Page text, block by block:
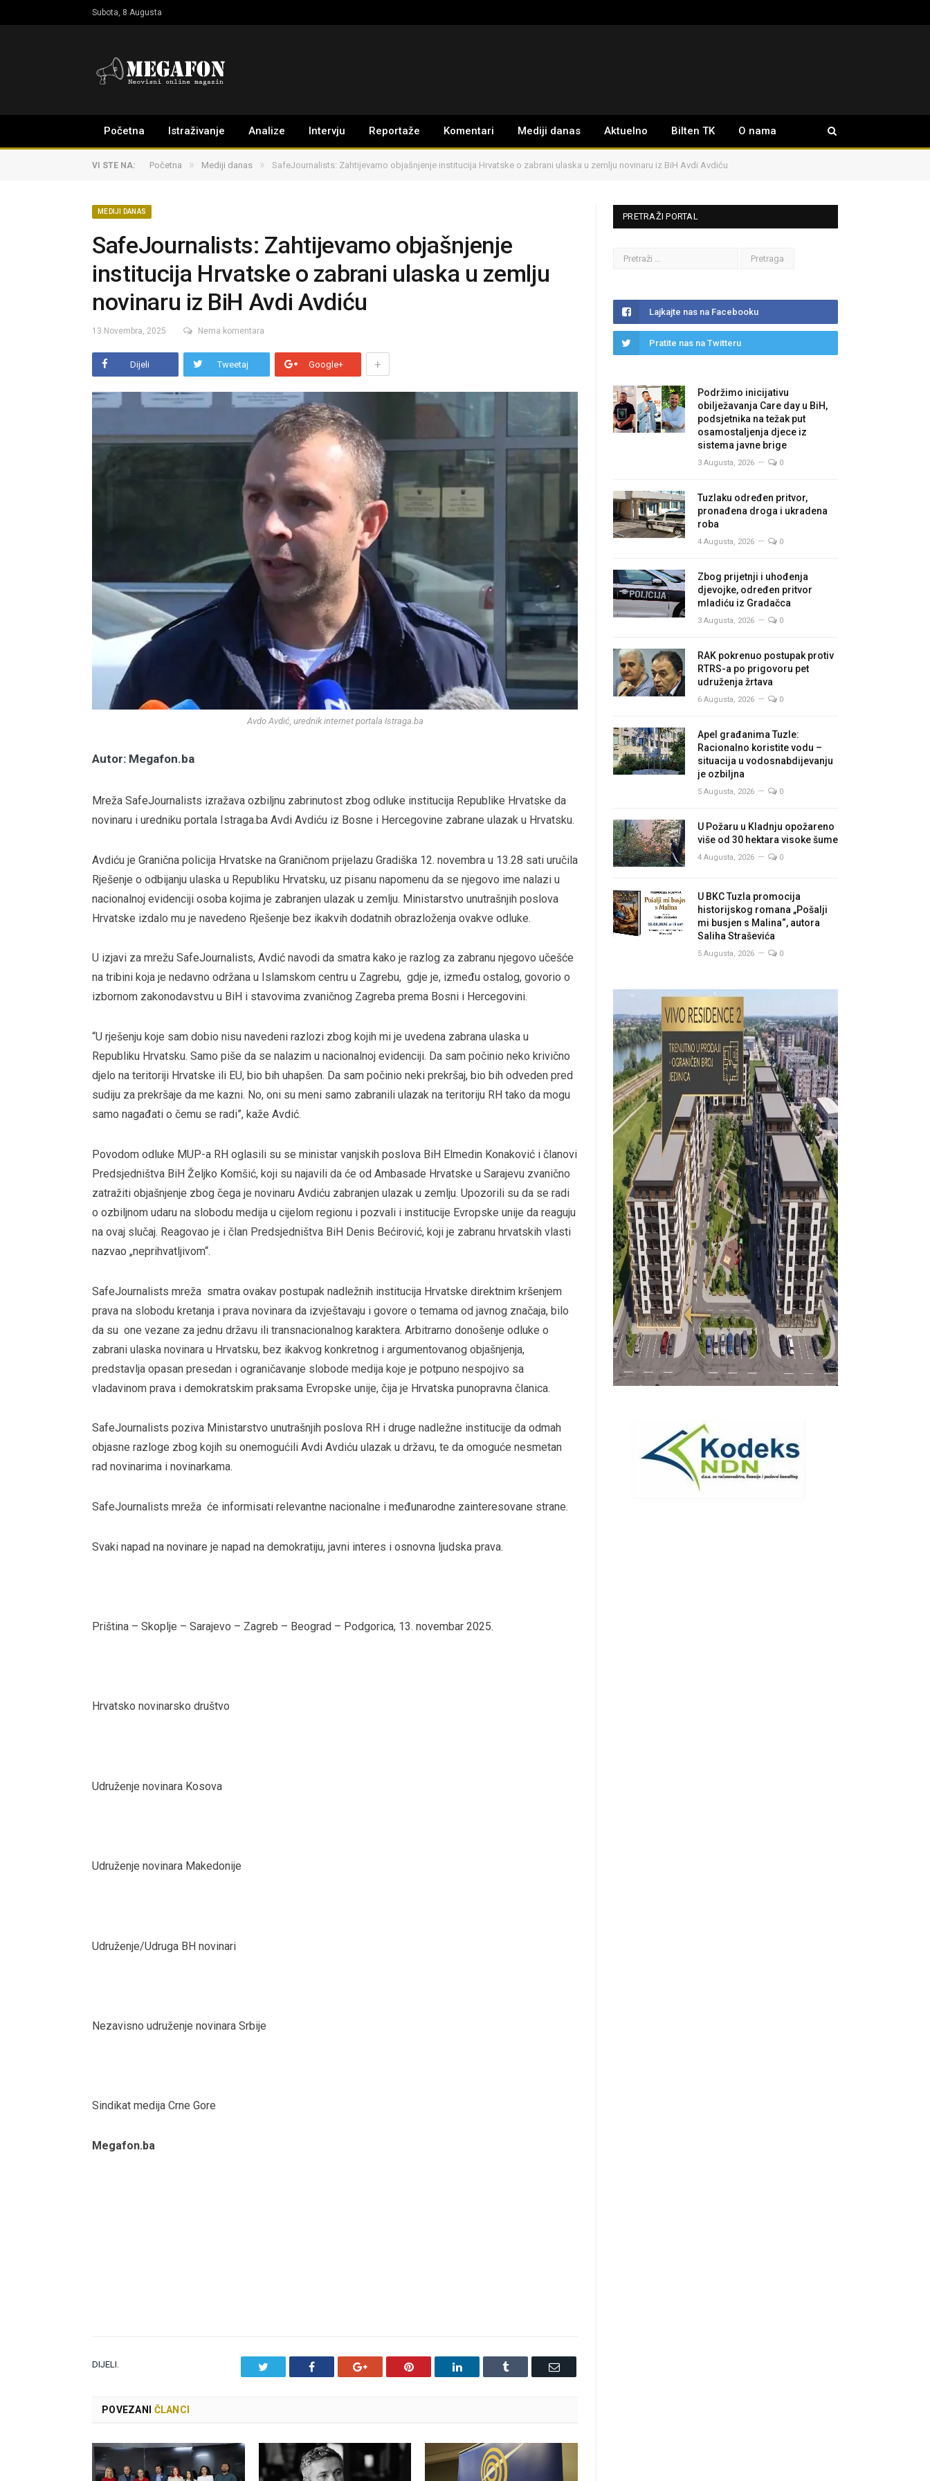
Subota, 8 Augusta
Početna Istraživanje Analize Intervju Reportaže Komentari Mediji danas Aktuelno Bilten TK O nama
VI STE NA: Početna » Mediji danas » SafeJournalists: Zahtijevamo objašnjenje institucija Hrvatske o zabrani ulaska u zemlju novinaru iz BiH Avdi Avdiću
MEDIJI DANAS
SafeJournalists: Zahtijevamo objašnjenje
institucija Hrvatske o zabrani ulaska u zemlju
novinaru iz BiH Avdi Avdiću
13 Novembra, 2025 Nema komentara
Dijeli Tweetaj Google+ +
Avdo Avdić, urednik internet portala Istraga.ba
Autor: Megafon.ba
Mreža SafeJournalists izražava ozbiljnu zabrinutost zbog odluke institucija Republike Hrvatske da
novinaru i uredniku portala Istraga.ba Avdi Avdiću iz Bosne i Hercegovine zabrane ulazak u Hrvatsku.
Avdiću je Granična policija Hrvatske na Graničnom prijelazu Gradiška 12. novembra u 13.28 sati uručila
Rješenje o odbijanju ulaska u Republiku Hrvatsku, uz pisanu napomenu da se njegovo ime nalazi u
nacionalnoj evidenciji osoba kojima je zabranjen ulazak u zemlju. Ministarstvo unutrašnjih poslova
Hrvatske izdalo mu je navedeno Rješenje bez ikakvih dodatnih obrazloženja ovakve odluke.
U izjavi za mrežu SafeJournalists, Avdić navodi da smatra kako je razlog za zabranu njegovo učešće
na tribini koja je nedavno održana u Islamskom centru u Zagrebu, gdje je, između ostalog, govorio o
izbornom zakonodavstvu u BiH i stavovima zvaničnog Zagreba prema Bosni i Hercegovini.
“U rješenju koje sam dobio nisu navedeni razlozi zbog kojih mi je uvedena zabrana ulaska u
Republiku Hrvatsku. Samo piše da se nalazim u nacionalnoj evidenciji. Da sam počinio neko krivično
djelo na teritoriji Hrvatske ili EU, bio bih uhapšen. Da sam počinio neki prekršaj, bio bih odveden pred
sudiju za prekršaje da me kazni. No, oni su meni samo zabranili ulazak na teritoriju RH tako da mogu
samo nagađati o čemu se radi”, kaže Avdić.
Povodom odluke MUP-a RH oglasili su se ministar vanjskih poslova BiH Elmedin Konaković i članovi
Predsjedništva BiH Željko Komšić, koji su najavili da će od Ambasade Hrvatske u Sarajevu zvanično
zatražiti objašnjenje zbog čega je novinaru Avdiću zabranjen ulazak u zemlju. Upozorili su da se radi
o ozbiljnom udaru na slobodu medija u cijelom regionu i pozvali i institucije Evropske unije da reaguju
na ovaj slučaj. Reagovao je i član Predsjedništva BiH Denis Bećirović, koji je zabranu hrvatskih vlasti
nazvao „neprihvatljivom“.
SafeJournalists mreža smatra ovakav postupak nadležnih institucija Hrvatske direktnim kršenjem
prava na slobodu kretanja i prava novinara da izvještavaju i govore o temama od javnog značaja, bilo
da su one vezane za jednu državu ili transnacionalnog karaktera. Arbitrarno donošenje odluke o
zabrani ulaska novinara u Hrvatsku, bez ikakvog konkretnog i argumentovanog objašnjenja,
predstavlja opasan presedan i ograničavanje slobode medija koje je potpuno nespojivo sa
vladavinom prava i demokratskim praksama Evropske unije, čija je Hrvatska punopravna članica.
SafeJournalists poziva Ministarstvo unutrašnjih poslova RH i druge nadležne institucije da odmah
objasne razloge zbog kojih su onemogućili Avdi Avdiću ulazak u državu, te da omoguće nesmetan
rad novinarima i novinarkama.
SafeJournalists mreža će informisati relevantne nacionalne i međunarodne zainteresovane strane.
Svaki napad na novinare je napad na demokratiju, javni interes i osnovna ljudska prava.
Priština – Skoplje – Sarajevo – Zagreb – Beograd – Podgorica, 13. novembar 2025.
Hrvatsko novinarsko društvo
Udruženje novinara Kosova
Udruženje novinara Makedonije
Udruženje/Udruga BH novinari
Nezavisno udruženje novinara Srbije
Sindikat medija Crne Gore
Megafon.ba
DIJELI. Facebook Google+ Pinterest LinkedIn Tumblr Email
POVEZANI ČLANCI
PRETRAŽI PORTAL
Lajkajte nas na Facebooku
Pratite nas na Twitteru
Podržimo inicijativu
obilježavanja Care day u BiH,
podsjetnika na težak put
osamostaljenja djece iz
sistema javne brige
3 Augusta, 2026 0
Tuzlaku određen pritvor,
pronađena droga i ukradena
roba
4 Augusta, 2026 0
Zbog prijetnji i uhođenja
djevojke, određen pritvor
mladiću iz Gradačca
3 Augusta, 2026 0
RAK pokrenuo postupak protiv
RTRS-a po prigovoru pet
udruženja žrtava
6 Augusta, 2026 0
Apel građanima Tuzle:
Racionalno koristite vodu –
situacija u vodosnabdijevanju
je ozbiljna
5 Augusta, 2026 0
U Požaru u Kladnju opožareno
više od 30 hektara visoke šume
4 Augusta, 2026 0
U BKC Tuzla promocija
historijskog romana „Pošalji
mi busjen s Malina“, autora
Saliha Straševića
5 Augusta, 2026 0